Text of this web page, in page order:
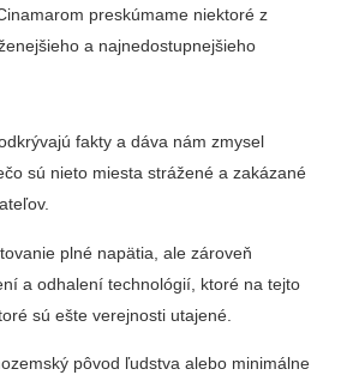
preskúmame niektoré z
a najnedostupnejšieho
fakty a dáva nám zmysel
sú nieto miesta strážené a zakázané
plné napätia, ale zároveň
a odhalení technológií, ktoré na tejto
sú ešte verejnosti utajené.
pôvod ľudstva alebo minimálne